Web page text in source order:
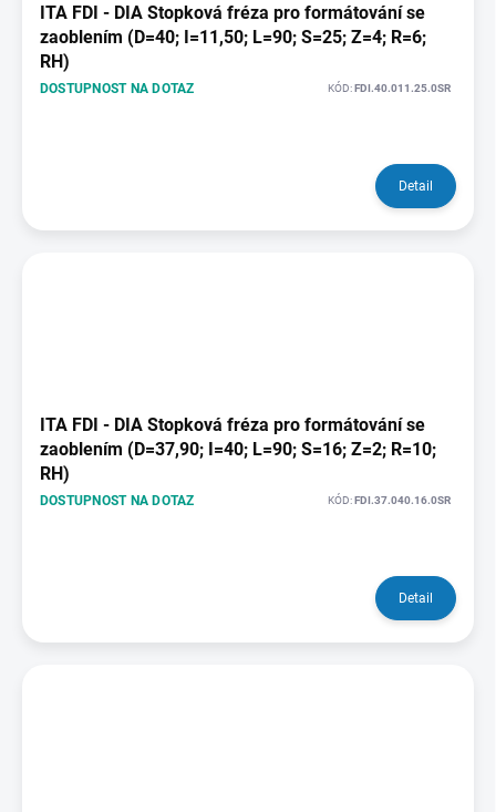
ITA FDI - DIA Stopková fréza pro formátování se
zaoblením (D=40; I=11,50; L=90; S=25; Z=4; R=6;
RH)
DOSTUPNOST NA DOTAZ KÓD:FDI.40.011.25.0SR
Detail
ITA FDI - DIA Stopková fréza pro formátování se
zaoblením (D=37,90; I=40; L=90; S=16; Z=2; R=10;
RH)
DOSTUPNOST NA DOTAZ KÓD:FDI.37.040.16.0SR
Detail